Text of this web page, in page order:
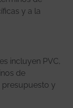
y a la
incluyen PVC,
de
presupuesto y